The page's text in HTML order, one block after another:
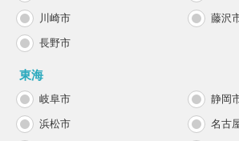
川崎市 藤沢
長野市
東海
岐阜市 静岡
浜松市 名古